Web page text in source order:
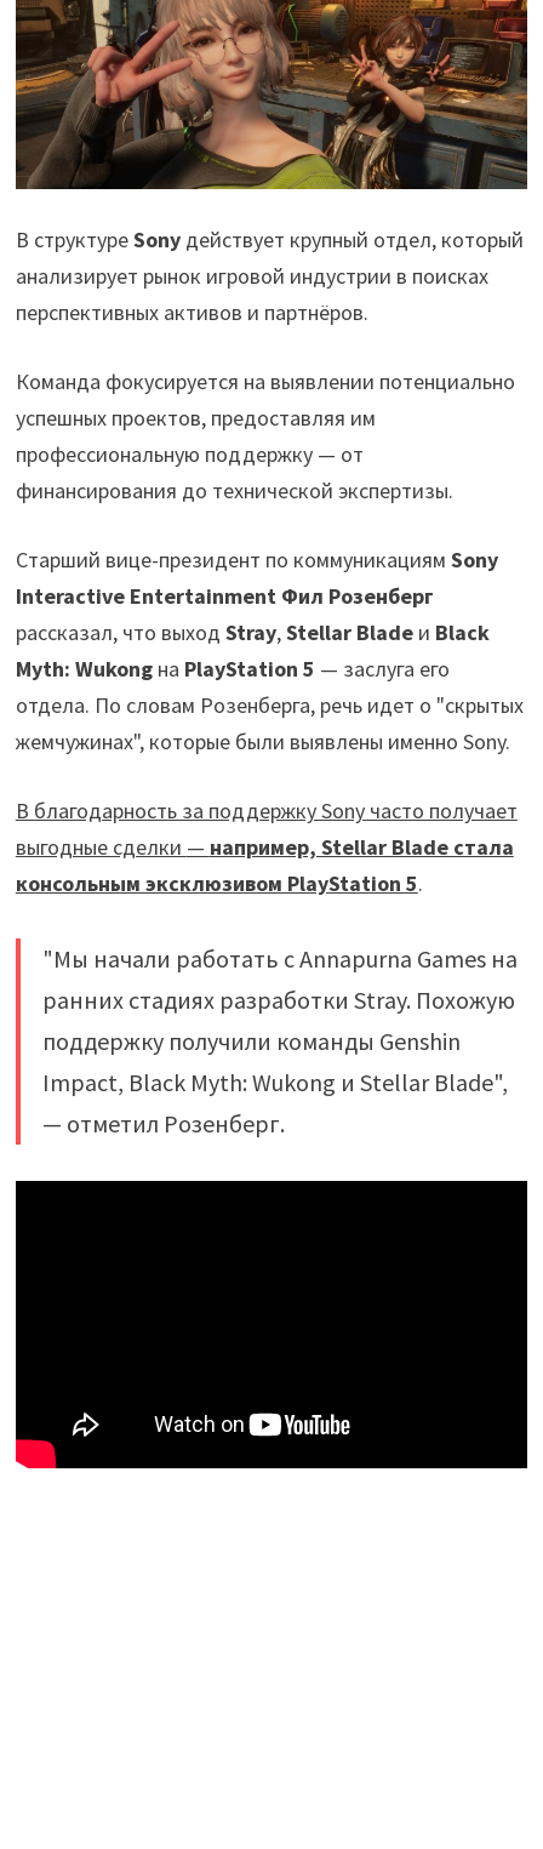
В структуреSonyдействует крупный отдел, который
анализирует рынок игровой индустрии в поисках
перспективных активов и партнёров.
Команда фокусируется на выявлении потенциально
успешных проектов, предоставляя им
профессиональную поддержку — от
финансирования до технической экспертизы.
Старший вице-президент по коммуникациям Sony
Interactive Entertainment Фил Розенберг
рассказал, что выход Stray,Stellar Bladeи Black
Myth: Wukongна PlayStation 5 — заслуга его
отдела. По словам Розенберга, речь идет о "скрытых
жемчужинах", которые были выявлены именно Sony.
В благодарность за поддержку Sony часто получает
выгодные сделки — например, Stellar Blade стала
консольным эксклюзивом PlayStation 5.
"Мы начали работать с Annapurna Games на
ранних стадиях разработки Stray. Похожую
поддержку получили команды Genshin
Impact, Black Myth: Wukong и Stellar Blade",
— отметил Розенберг.